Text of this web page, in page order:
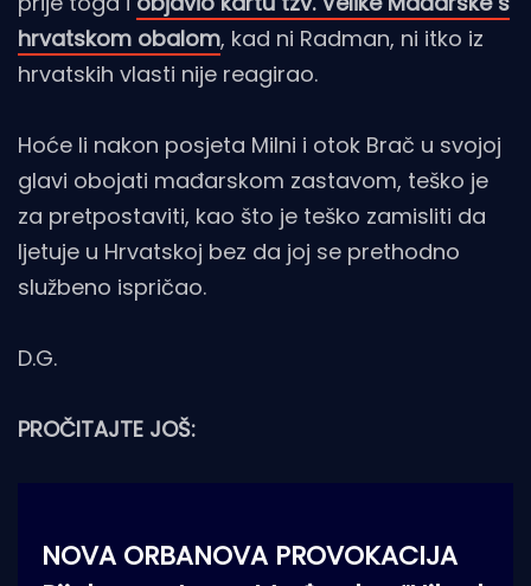
hrvatskom obalom, kad ni Radman, ni itko iz
hrvatskih vlasti nije reagirao.
Hoće li nakon posjeta Milni i otok Brač u svojoj
glavi obojati mađarskom zastavom, teško je
za pretpostaviti, kao što je teško zamisliti da
ljetuje u Hrvatskoj bez da joj se prethodno
službeno ispričao.
D.G.
PROČITAJTE JOŠ:
NOVA ORBANOVA PROVOKACIJA